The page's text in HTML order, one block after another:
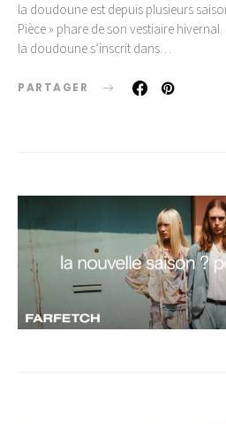
la doudoune est depuis plusieurs
Pièce » phare de son vestiaire
la doudoune s’inscrit dans…
PARTAGER